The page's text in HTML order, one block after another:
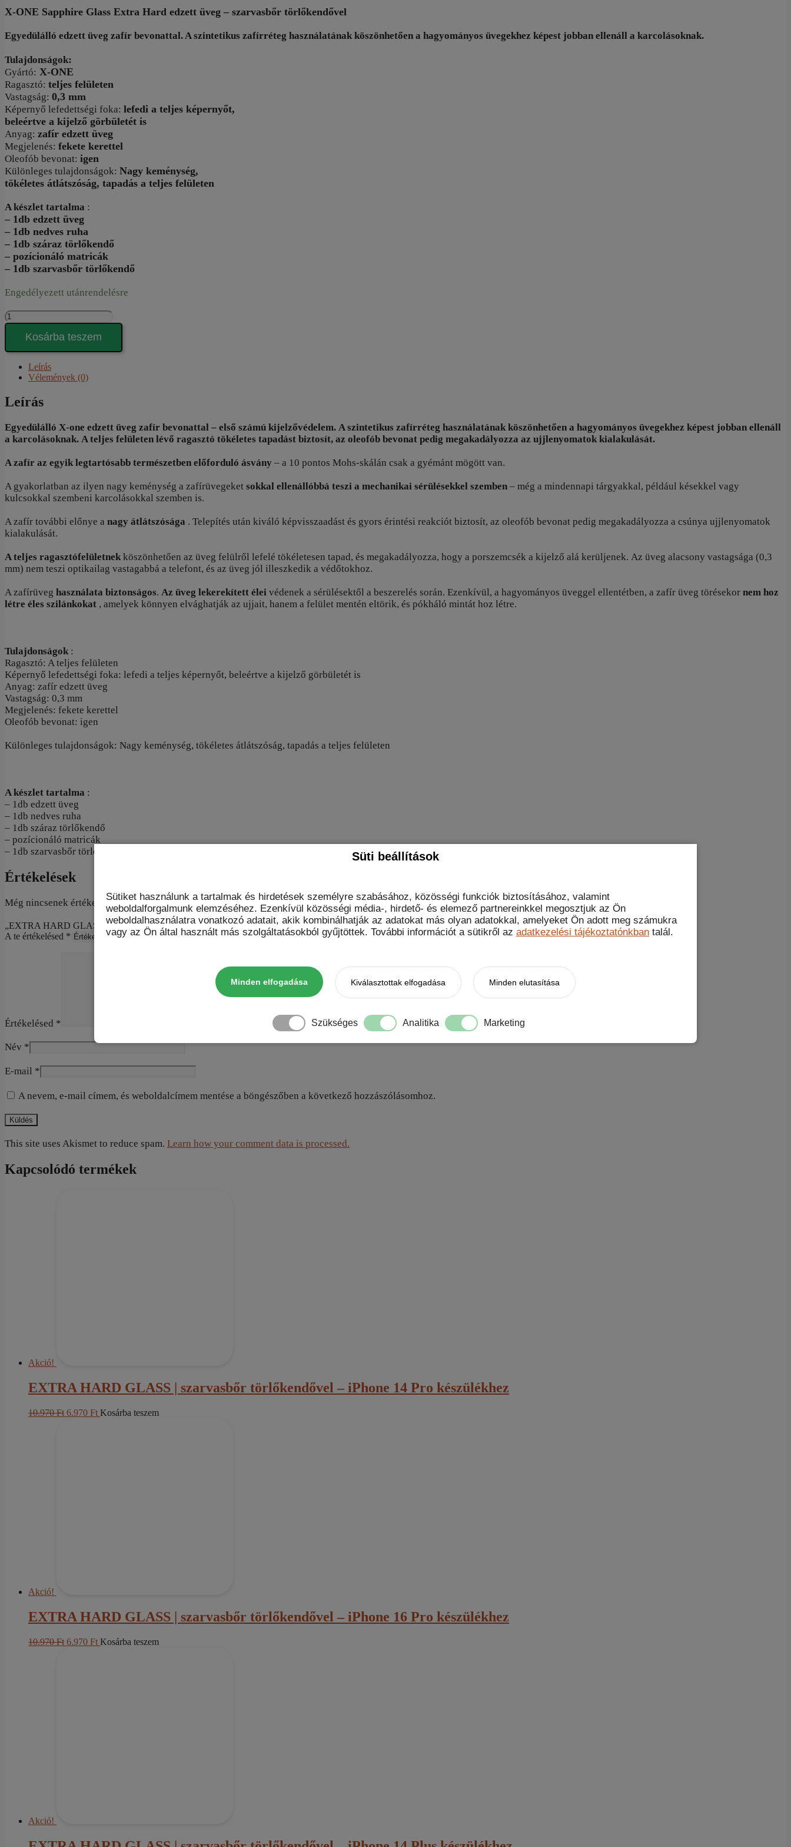
Süti beállítások
Sütiket használunk a tartalmak és hirdetések személyre szabásához, közösségi funkciók biztosításához, valamint
weboldalforgalmunk elemzéséhez. Ezenkívül közösségi média-, hirdető- és elemező partnereinkkel megosztjuk az Ön
weboldalhasználatra vonatkozó adatait, akik kombinálhatják az adatokat más olyan adatokkal, amelyeket Ön adott meg számukra
vagy az Ön által használt más szolgáltatásokból gyűjtöttek. További információt a sütikről az adatkezelési tájékoztatónkban talál.
Minden elfogadása Kiválasztottak elfogadása Minden elutasítása
Szükséges Analitika Marketing
was:
is:
X-ONE Sapphire Glass Extra Hard edzett üveg – szarvasbőr törlőkendővel
Egyedülálló edzett üveg zafír bevonattal. A szintetikus zafírréteg használatának köszönhetően a hagyományos üvegekhez képest jobban ellenáll a karcolásoknak.
Tulajdonságok:
Gyártó: X-ONE
Ragasztó: teljes felületen
Vastagság: 0,3 mm
Képernyő lefedettségi foka: lefedi a teljes képernyőt,
beleértve a kijelző görbületét is
Anyag: zafír edzett üveg
Megjelenés: fekete kerettel
Oleofób bevonat: igen
Különleges tulajdonságok: Nagy keménység,
tökéletes átlátszóság, tapadás a teljes felületen
A készlet tartalma :
– 1db edzett üveg
– 1db nedves ruha
– 1db száraz törlőkendő
– pozícionáló matricák
– 1db szarvasbőr törlőkendő
Engedélyezett utánrendelésre
EXTRA
HARD
GLASS
törlőkendővel
16
mennyiség
Kosárba teszem
Leírás
Vélemények (0)
Leírás
Egyedülálló X-one edzett üveg zafír bevonattal – első számú kijelzővédelem. A szintetikus zafírréteg használatának köszönhetően a hagyományos üvegekhez képest jobban ellenáll
a karcolásoknak. A teljes felületen lévő ragasztó tökéletes tapadást biztosít, az oleofób bevonat pedig megakadályozza az ujjlenyomatok kialakulását.
A zafír az egyik legtartósabb természetben előforduló ásvány – a 10 pontos Mohs-skálán csak a gyémánt mögött van.
A gyakorlatban az ilyen nagy keménység a zafírüvegeket sokkal ellenállóbbá teszi a mechanikai sérülésekkel szemben – még a mindennapi tárgyakkal, például késekkel vagy
kulcsokkal szembeni karcolásokkal szemben is.
A zafír további előnye a nagy átlátszósága . Telepítés után kiváló képvisszaadást és gyors érintési reakciót biztosít, az oleofób bevonat pedig megakadályozza a csúnya ujjlenyomatok
kialakulását.
A teljes ragasztófelületnekköszönhetően az üveg felülről lefelé tökéletesen tapad, és megakadályozza, hogy a porszemcsék a kijelző alá kerüljenek. Az üveg alacsony vastagsága (0,3
mm) nem teszi optikailag vastagabbá a telefont, és az üveg jól illeszkedik a védőtokhoz.
A zafírüveg használata biztonságos. Az üveg lekerekített élei védenek a sérülésektől a beszerelés során. Ezenkívül, a hagyományos üveggel ellentétben, a zafír üveg törésekor nem hoz
létre éles szilánkokat , amelyek könnyen elvághatják az ujjait, hanem a felület mentén eltörik, és pókháló mintát hoz létre.
Tulajdonságok:
Ragasztó: A teljes felületen
Képernyő lefedettségi foka: lefedi a teljes képernyőt, beleértve a kijelző görbületét is
Anyag: zafír edzett üveg
Vastagság: 0,3 mm
Megjelenés: fekete kerettel
Oleofób bevonat: igen
Különleges tulajdonságok: Nagy keménység, tökéletes átlátszóság, tapadás a teljes felületen
A készlet tartalma :
– 1db edzett üveg
– 1db nedves ruha
– 1db száraz törlőkendő
– pozícionáló matricák
– 1db szarvasbőr törlőkendő
Értékelések
Még nincsenek értékelések.
„EXTRA HARD GLASS | szarvasbőr törlőkendővel – iPhone 16 Plus készülékhez” értékelése elsőként
A te értékelésed *
Értékelésed *
Név *
E-mail *
A nevem, e-mail címem, és weboldalcímem mentése a böngészőben a következő hozzászólásomhoz.
This site uses Akismet to reduce spam. Learn how your comment data is processed.
Kapcsolódó termékek
Akció!
EXTRA HARD GLASS | szarvasbőr törlőkendővel – iPhone 14 Pro készülékhez
10.970Ft Original
6.970 FtCurrent
Kosárba teszem
Akció!
EXTRA HARD GLASS | szarvasbőr törlőkendővel – iPhone 16 Pro készülékhez
10.970Ft Original
6.970 FtCurrent
Kosárba teszem
Akció!